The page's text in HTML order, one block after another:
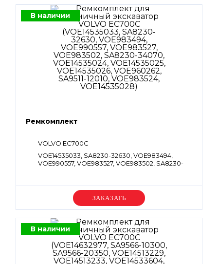
В наличии
Ремкомплект
VOLVO EC700C
VOE14535033, SA8230-32630, VOE983494,
VOE990557, VOE983527, VOE983502, SA8230-
VOE983524, VOE14535028
Уточняйте цену
В наличии